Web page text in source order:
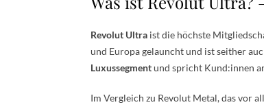
Revolut Ultra ist die höchste
und Europa gelauncht und ist seither
Luxussegmentund spricht Kund:innen
Im Vergleich zu Revolut Metal, das vor